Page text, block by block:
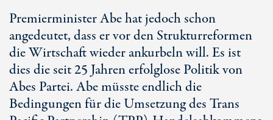
Premierminister Abe hat jedoch schon
angedeutet, dass er vor den Strukturreformen
die Wirtschaft wieder ankurbeln will. Es ist
dies die seit 25 Jahren erfolglose Politik von
Abes Partei. Abe müsste endlich die
Bedingungen für die Umsetzung des Trans